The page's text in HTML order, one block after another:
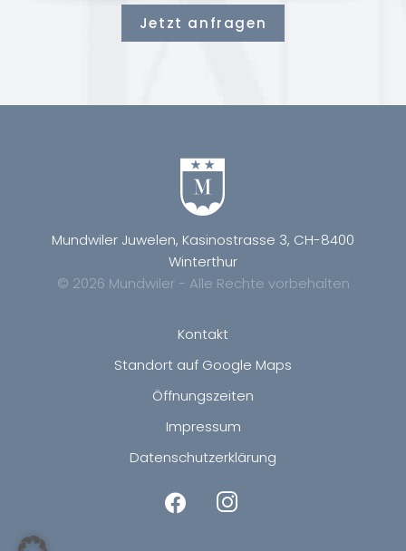
Jetzt anfragen
Mundwiler Juwelen, Kasinostrasse 3, CH-8400
Winterthur
© 2026 Mundwiler - Alle Rechte vorbehalten
Kontakt
Standort auf Google Maps
Öffnungszeiten
Impressum
Datenschutzerklärung